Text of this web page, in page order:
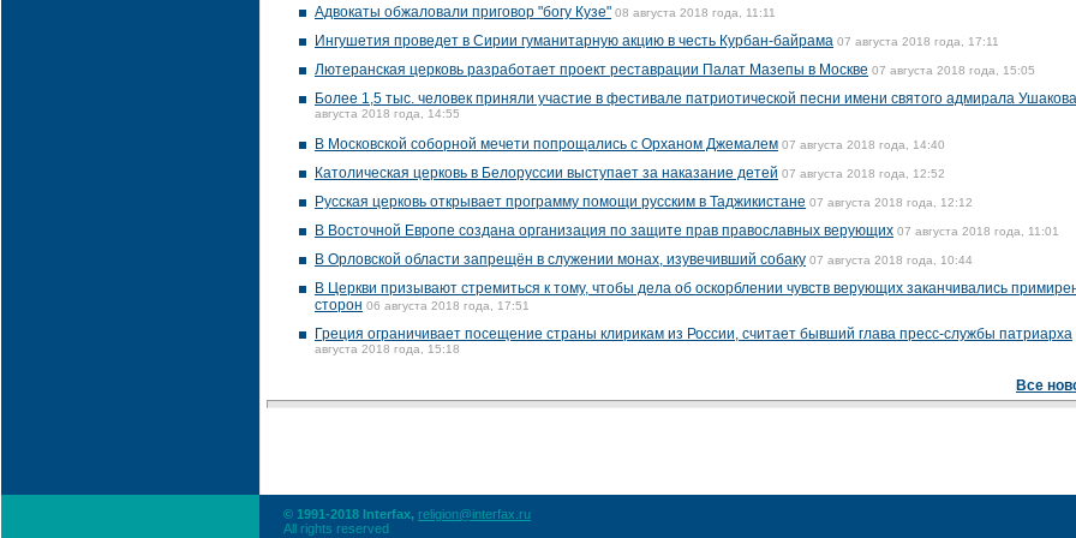
Адвокаты обжаловали приговор "богу Кузе" 08 августа 2018 года, 11:11
Ингушетия проведет в Сирии гуманитарную акцию в честь Курбан-байрама 07 августа 2018 года, 17:11
Лютеранская церковь разработает проект реставрации Палат Мазепы в Москве 07 августа 2018 года, 15:05
Более 1,5 тыс. человек приняли участие в фестивале патриотической песни имени святого адмирала Ушакова
августа 2018 года, 14:55
В Московской соборной мечети попрощались с Орханом Джемалем 07 августа 2018 года, 14:40
Католическая церковь в Белоруссии выступает за наказание детей 07 августа 2018 года, 12:52
Русская церковь открывает программу помощи русским в Таджикистане 07 августа 2018 года, 12:12
В Восточной Европе создана организация по защите прав православных верующих 07 августа 2018 года, 11:01
В Орловской области запрещён в служении монах, изувечивший собаку 07 августа 2018 года, 10:44
В Церкви призывают стремиться к тому, чтобы дела об оскорблении чувств верующих заканчивались
сторон 06 августа 2018 года, 17:51
Греция ограничивает посещение страны клирикам из России, считает бывший глава пресс-службы патриарха
августа 2018 года, 15:18
Все
© 1991-2018 Interfax, religion@interfax.ru
All rights reserved